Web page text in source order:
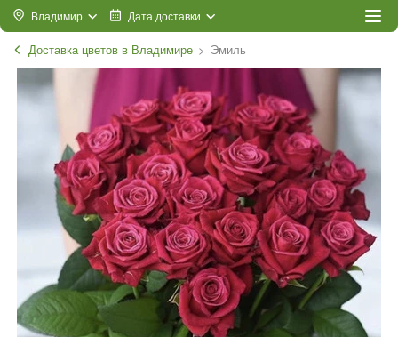
Владимир Дата доставки
Доставка цветов в Владимире Эмиль